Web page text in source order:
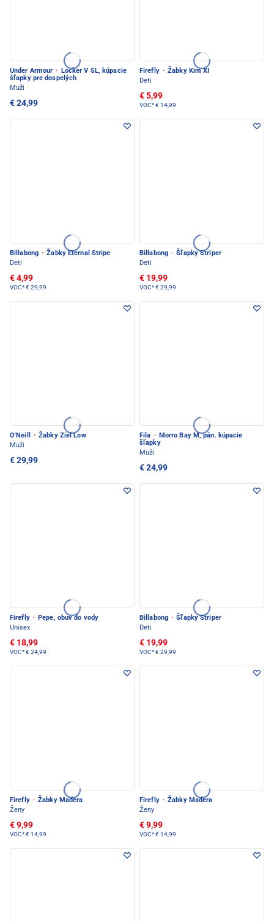
Under Armour · Locker V SL, kúpacie
šľapky pre dospelých
Muži
€ 24,99
Firefly · Žabky Kim XI
Deti
€ 5,99
VOC*€ 14,99
Billabong · Žabky Eternal Stripe
Deti
€ 4,99
VOC*€ 29,99
Billabong · Šľapky Striper
Deti
€ 19,99
VOC*€ 29,99
O'Neill · Žabky Ziel Low
Muži
€ 29,99
Fila · Morro Bay M, pán. kúpacie
šľapky
Muži
€ 24,99
Firefly · Pepe, obuv do vody
Unisex
€ 18,99
VOC*€ 24,99
Billabong · Šľapky Striper
Deti
€ 19,99
VOC*€ 29,99
Firefly · Žabky Madera
Ženy
€ 9,99
VOC*€ 14,99
Firefly · Žabky Madera
Ženy
€ 9,99
VOC*€ 14,99